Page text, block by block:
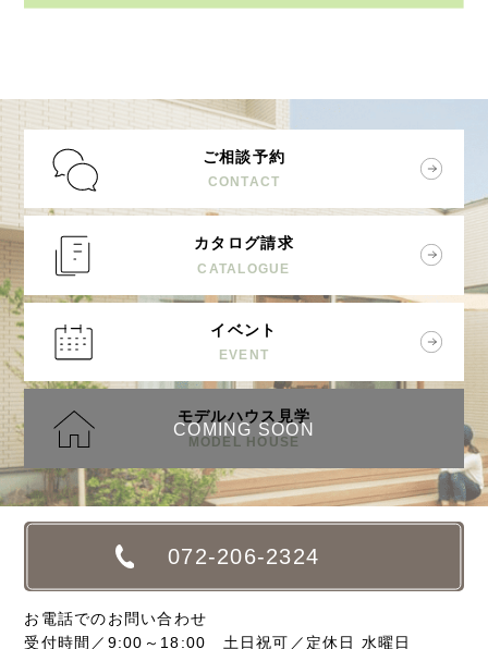
ご相談予約
CONTACT
カタログ請求
CATALOGUE
イベント
EVENT
モデルハウス見学
MODEL HOUSE
COMING SOON
072-206-2324
お電話でのお問い合わせ
受付時間／9:00～18:00 土日祝可／定休日 水曜日